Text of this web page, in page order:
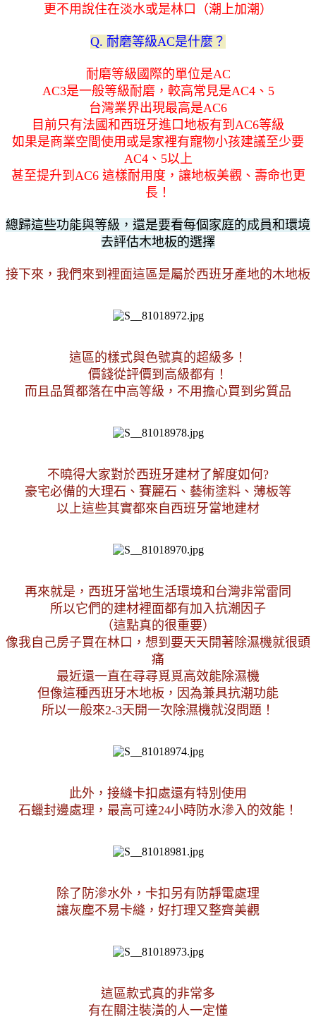
更不用說住在淡水或是林口（潮上加潮）
Q. 耐磨等級AC是什麼？
耐磨等級國際的單位是AC
AC3是一般等級耐磨，較高常見是AC4、5
台灣業界出現最高是AC6
目前只有法國和西班牙進口地板有到AC6等級
如果是商業空間使用或是家裡有寵物小孩建議至少要
AC4、5以上
甚至提升到AC6 這樣耐用度，讓地板美觀、壽命也更
長！
總歸這些功能與等級，還是要看每個家庭的成員和環境
去評估木地板的選擇
接下來，我們來到裡面這區是屬於西班牙產地的木地板
這區的樣式與色號真的超級多！
價錢從評價到高級都有！
而且品質都落在中高等級，不用擔心買到劣質品
不曉得大家對於西班牙建材了解度如何?
豪宅必備的大理石、賽麗石、藝術塗料、薄板等
以上這些其實都來自西班牙當地建材
再來就是，西班牙當地生活環境和台灣非常雷同
所以它們的建材裡面都有加入抗潮因子
（這點真的很重要）
像我自己房子買在林口，想到要天天開著除濕機就很頭
痛
最近還一直在尋尋覓覓高效能除濕機
但像這種西班牙木地板，因為兼具抗潮功能
所以一般來2-3天開一次除濕機就沒問題！
此外，接縫卡扣處還有特別使用
石蠟封邊處理，最高可達24小時防水滲入的效能！
除了防滲水外，卡扣另有防靜電處理
讓灰塵不易卡縫，好打理又整齊美觀
這區款式真的非常多
有在關注裝潢的人一定懂